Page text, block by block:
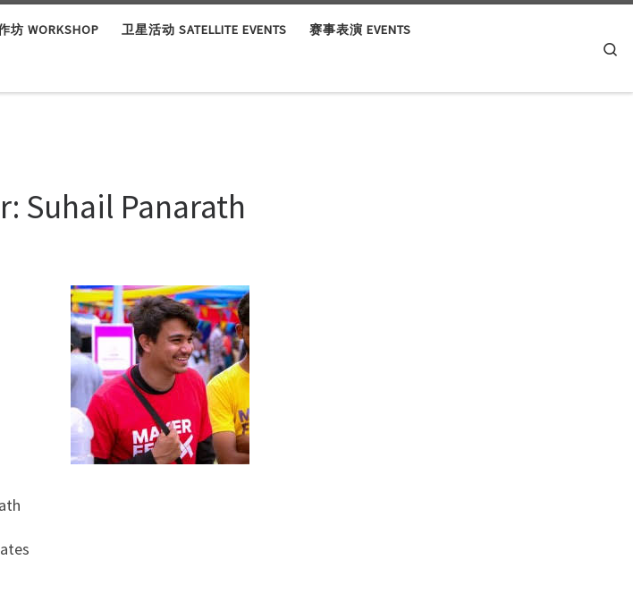
坊 WORKSHOP 卫星活动 SATELLITE EVENTS 赛事表演 EVENTS
Suhail Panarath